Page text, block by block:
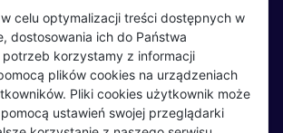
Wydarzenia
Pracodawcy
Regulamin pracodawcy
celu optymalizacji treści dostępnych w
dostosowania ich do Państwa
korzystamy z informacji
plików cookies na urządzeniach
Pliki cookies użytkownik może
ustawień swojej przeglądarki